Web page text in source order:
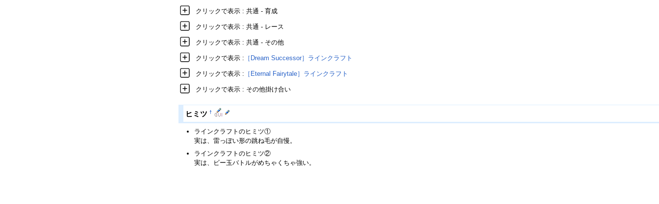
クリックで表示 : 共通 - 育成
クリックで表示 : 共通 - レース
クリックで表示 : 共通 - その他
クリックで表示 : ［Dream Successor］ラインクラフト
クリックで表示 : ［Eternal Fairytale］ラインクラフト
クリックで表示 : その他掛け合い
ヒミツ†
ラインクラフトのヒミツ①
実は、雷っぽい形の跳ね毛が自慢。
ラインクラフトのヒミツ②
実は、ビー玉バトルがめちゃくちゃ強い。